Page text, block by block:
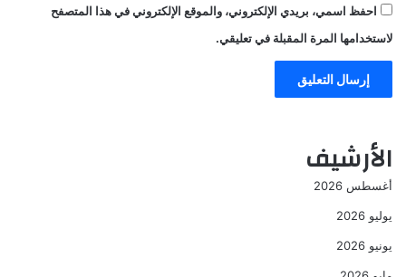
احفظ اسمي، بريدي الإلكتروني، والموقع الإلكتروني في هذا المتصفح
لاستخدامها المرة المقبلة في تعليقي.
الأرشيف
أغسطس 2026
يوليو 2026
يونيو 2026